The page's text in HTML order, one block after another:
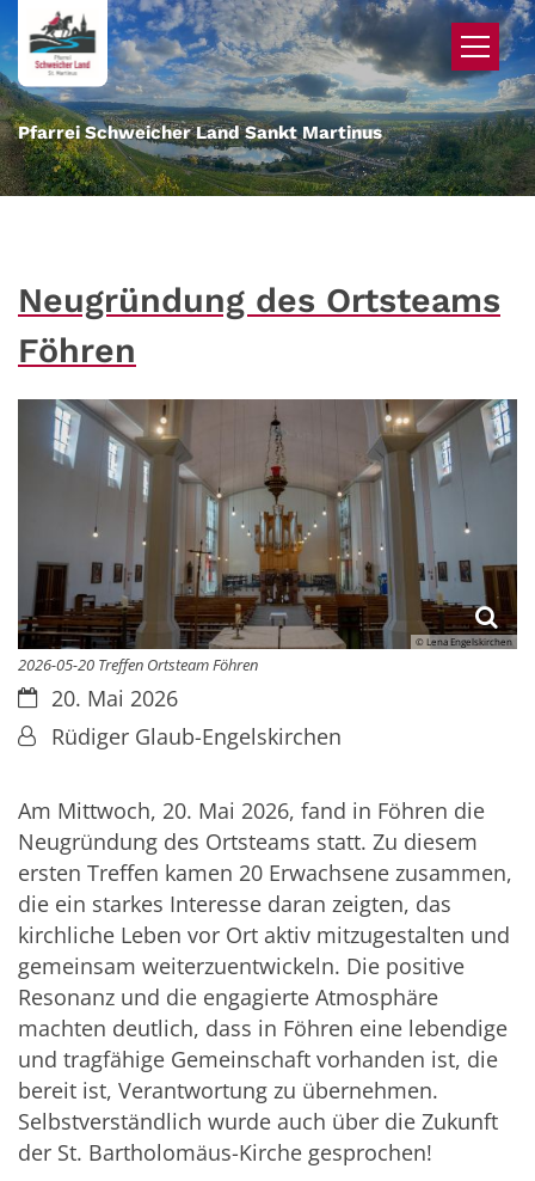
Zum Inhalt springen
Pfarrei Schweicher Land Sankt Martinus
Neugründung des Ortsteams
Föhren
© Lena Engelskirchen
2026-05-20 Treffen Ortsteam Föhren
Datum:20. Mai 2026
Von:Rüdiger Glaub-Engelskirchen
Am Mittwoch, 20. Mai 2026, fand in Föhren die
Neugründung des Ortsteams statt. Zu diesem
ersten Treffen kamen 20 Erwachsene zusammen,
die ein starkes Interesse daran zeigten, das
kirchliche Leben vor Ort aktiv mitzugestalten und
gemeinsam weiterzuentwickeln. Die positive
Resonanz und die engagierte Atmosphäre
machten deutlich, dass in Föhren eine lebendige
und tragfähige Gemeinschaft vorhanden ist, die
bereit ist, Verantwortung zu übernehmen.
Selbstverständlich wurde auch über die Zukunft
der St. Bartholomäus-Kirche gesprochen!